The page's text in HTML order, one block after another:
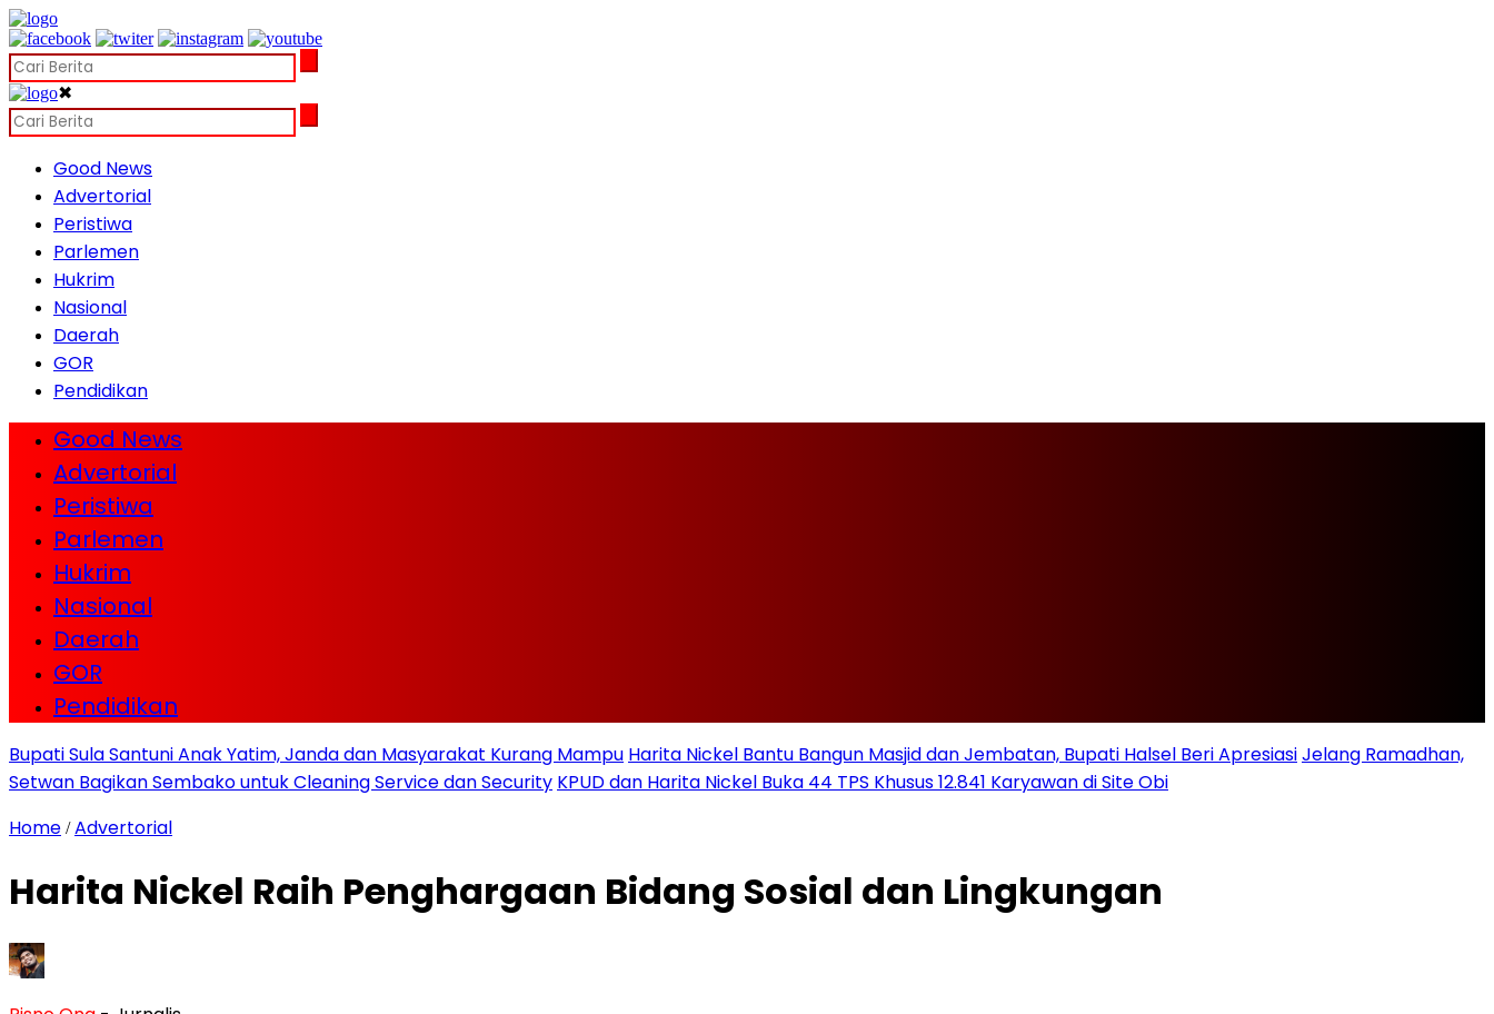
✖
Good News
Advertorial
Peristiwa
Parlemen
Hukrim
Nasional
Daerah
GOR
Pendidikan
Good News
Advertorial
Peristiwa
Parlemen
Hukrim
Nasional
Daerah
GOR
Pendidikan
Bupati Sula Santuni Anak Yatim, Janda dan Masyarakat Kurang Mampu Harita Nickel Bantu Bangun Masjid dan Jembatan, Bupati Halsel Beri ApresiasiJelang Ramadhan,
Setwan Bagikan Sembako untuk Cleaning Service dan Security KPUD dan Harita Nickel Buka 44 TPS Khusus 12.841 Karyawan di Site Obi
Home /Advertorial
Harita Nickel Raih Penghargaan Bidang Sosial dan Lingkungan